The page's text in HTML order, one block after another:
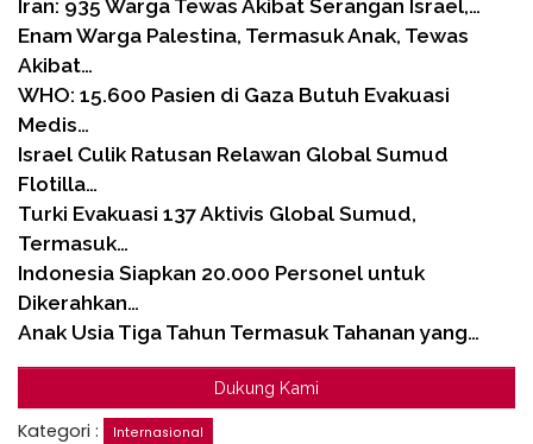
Iran: 935 Warga Tewas Akibat Serangan Israel,…
Enam Warga Palestina, Termasuk Anak, Tewas
Akibat…
WHO: 15.600 Pasien di Gaza Butuh Evakuasi
Medis…
Israel Culik Ratusan Relawan Global Sumud
Flotilla…
Turki Evakuasi 137 Aktivis Global Sumud,
Termasuk…
Indonesia Siapkan 20.000 Personel untuk
Dikerahkan…
Anak Usia Tiga Tahun Termasuk Tahanan yang…
Dukung Kami
Kategori : Internasional